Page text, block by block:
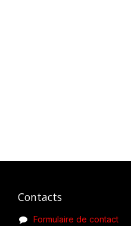
Contacts
Formulaire de contact